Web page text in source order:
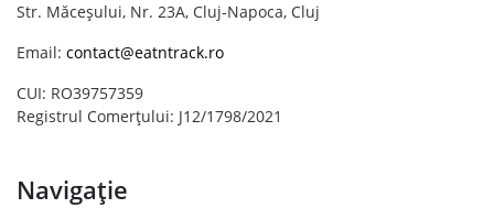
Str. Măceșului, Nr. 23A, Cluj-Napoca, Cluj
Email: contact@eatntrack.ro
CUI: RO39757359
Registrul Comerțului: J12/1798/2021
Navigație